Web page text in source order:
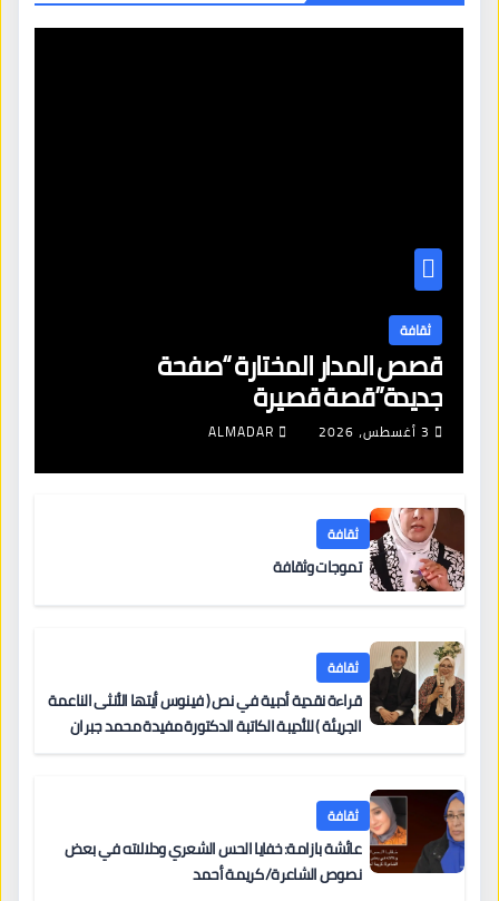
ثقافة
قصص المدار المختارة “صفحة
جديدة”قصة قصيرة
3 أغسطس، 2026 ALMADAR
ثقافة
تموجات وثقافة
ثقافة
قراءة نقدية أدبية في نص ( فينوس أيتها الأنثى الناعمة
الجريئة ) للأديبة الكاتبة الدكتورة مفيدة محمد جبران
ثقافة
عائشة بازامة: خفايا الحس الشعري ودلالاته في بعض
نصوص الشاعرة/ كريمة أحمد